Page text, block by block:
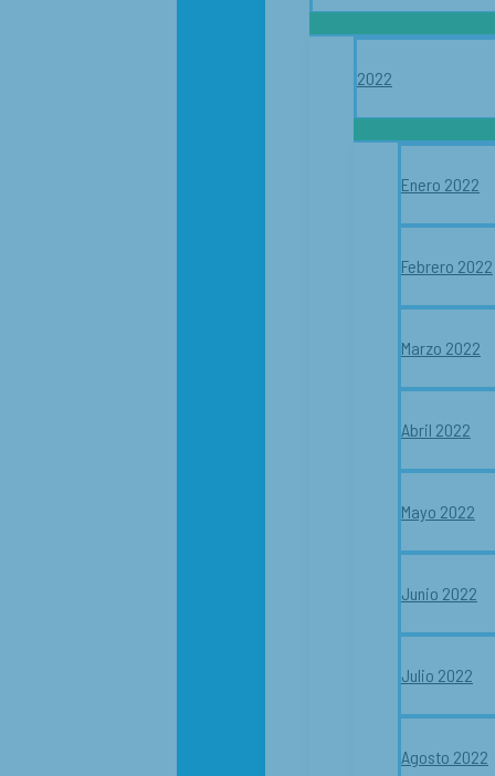
2022
Enero 2022
Febrero 2022
Marzo 2022
Abril 2022
Mayo 2022
Junio 2022
Julio 2022
Agosto 2022